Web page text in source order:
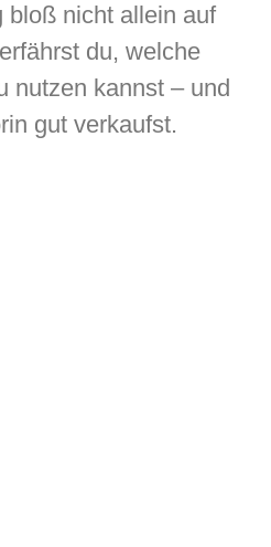
bloß nicht allein auf
du, welche
nutzen kannst – und
gut verkaufst.